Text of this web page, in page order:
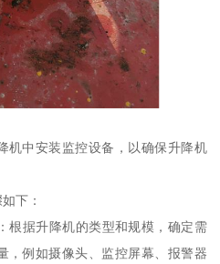
机中安装监控设备，以确保升降机
下：
根据升降机的类型和规模，确定需
，例如摄像头、监控屏幕、报警器